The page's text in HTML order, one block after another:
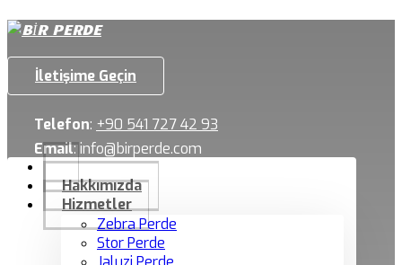
İletişime Geçin
Telefon: +90 541 727 42 93
Email:info@birperde.com
Hakkımızda
Hizmetler
Zebra Perde
Stor Perde